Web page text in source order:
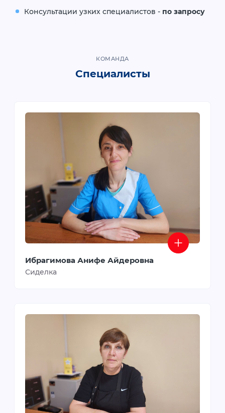
Консультации узких специалистов - по запросу
КОМАНДА
Специалисты
Ибрагимова Анифе Айдеровна
Сиделка